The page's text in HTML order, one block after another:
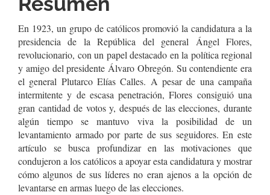
artículo
En 1923, un grupo de católicos promovió la candidatura a la
presidencia de la República del general Ángel Flores,
revolucionario, con un papel destacado en la política regional
y amigo del presidente Álvaro Obregón. Su contendiente era
el general Plutarco Elías Calles. A pesar de una campaña
intermitente y de escasa penetración, Flores consiguió una
gran cantidad de votos y, después de las elecciones, durante
algún tiempo se mantuvo viva la posibilidad de un
levantamiento armado por parte de sus seguidores. En este
artículo se busca profundizar en las motivaciones que
condujeron a los católicos a apoyar esta candidatura y mostrar
cómo algunos de sus líderes no eran ajenos a la opción de
levantarse en armas luego de las elecciones.